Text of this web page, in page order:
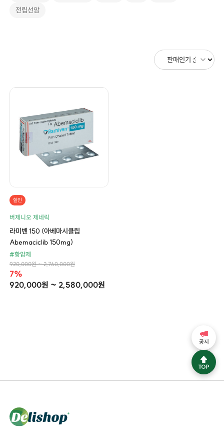
전립선암
할인
버제니오 제네릭
라미벤 150 (아베마시클립
Abemaciclib 150mg)
#항암제
920,000원 ~ 2,760,000원
7%
920,000원 ~ 2,580,000원
공지